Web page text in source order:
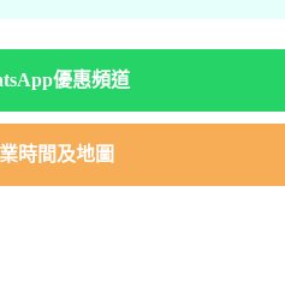
優惠頻道
時間及地圖